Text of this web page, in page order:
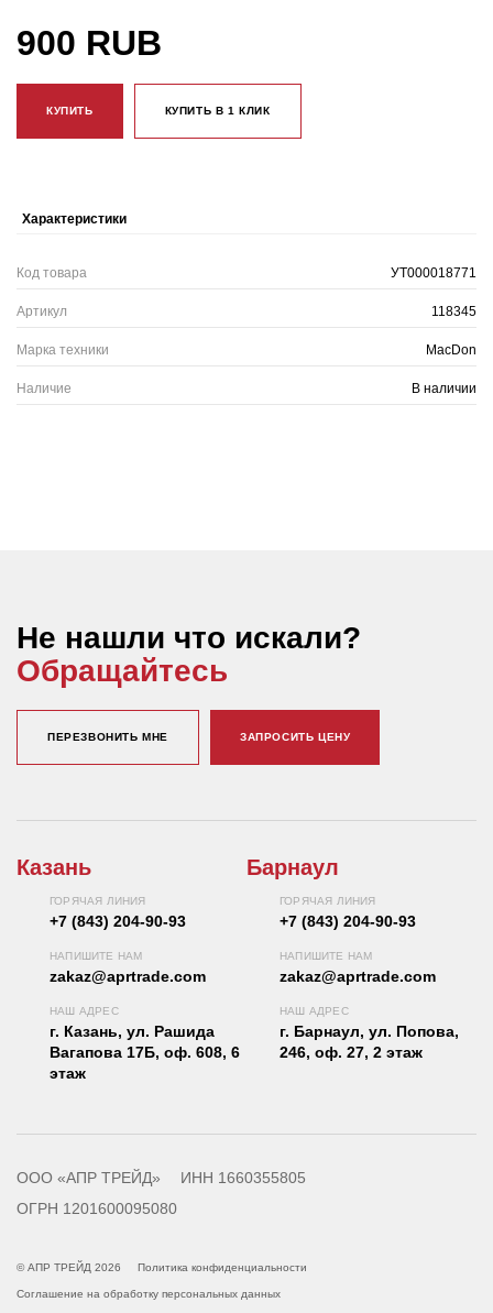
900 RUB
КУПИТЬ КУПИТЬ В 1 КЛИК
Характеристики
Код товара УТ000018771
Артикул 118345
Марка техники MacDon
Наличие В наличии
Не нашли что искали?
Обращайтесь
ПЕРЕЗВОНИТЬ МНЕ ЗАПРОСИТЬ ЦЕНУ
Казань
ГОРЯЧАЯ ЛИНИЯ
+7 (843) 204-90-93
НАПИШИТЕ НАМ
zakaz@aprtrade.com
НАШ АДРЕС
г. Казань, ул. Рашида
Вагапова 17Б, оф. 608, 6
этаж
Барнаул
ГОРЯЧАЯ ЛИНИЯ
+7 (843) 204-90-93
НАПИШИТЕ НАМ
zakaz@aprtrade.com
НАШ АДРЕС
г. Барнаул, ул. Попова,
246, оф. 27, 2 этаж
ООО «АПР ТРЕЙД»
ИНН 1660355805
ОГРН 1201600095080
© АПР ТРЕЙД 2026 Политика конфиденциальности
Соглашение на обработку персональных данных